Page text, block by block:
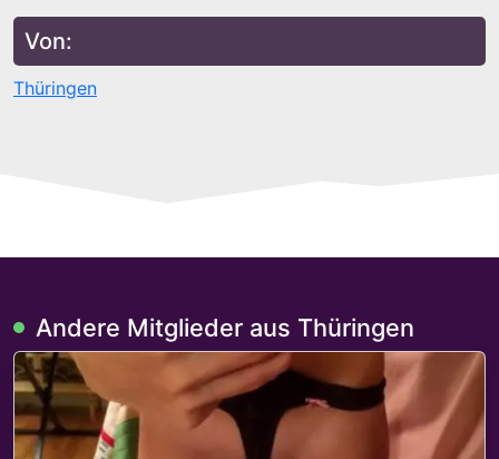
Von:
Thüringen
Andere Mitglieder aus Thüringen